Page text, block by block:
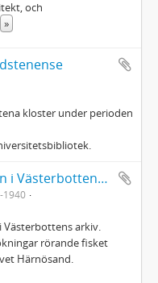
och
»
kloster under perioden
Utredningar Fiskerinämnden i Västerbottens län 1919-1940
1940
arkiv.
rörande fisket
Härnösand.